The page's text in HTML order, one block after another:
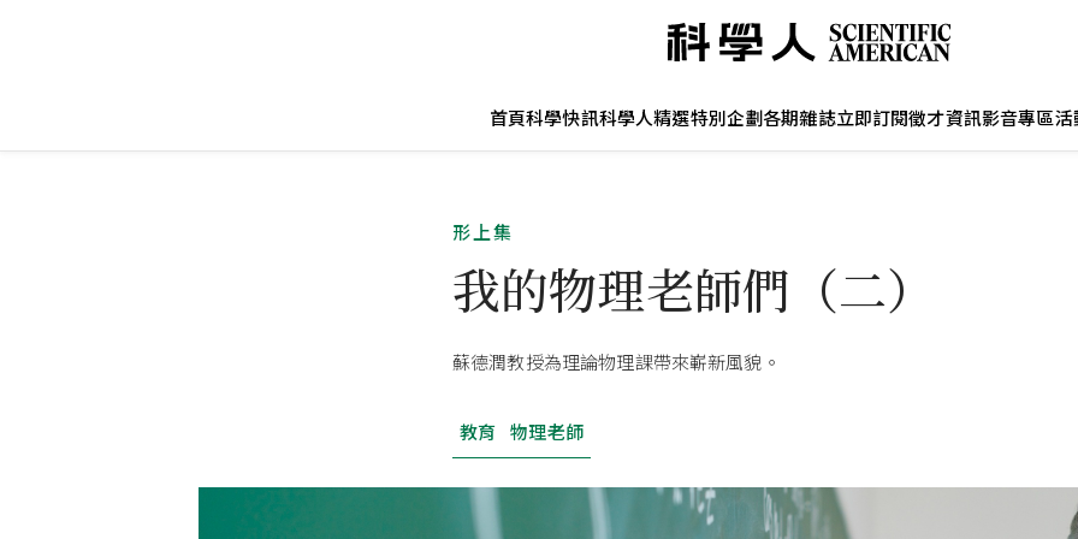
首頁科學快訊科學人精選特別企劃各期雜誌立即訂閱徵才資訊影音專區活
形上集
我的物理老師們（二）
蘇德潤教授為理論物理課帶來嶄新風貌。
教育 物理老師